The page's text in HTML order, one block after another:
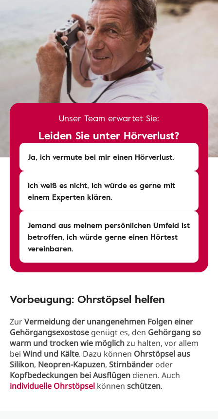
Unser Team erwartet Sie:
Leiden Sie unter Hörverlust?
Ja, ich vermute bei mir einen Hörverlust.
Ich weiß es nicht, ich würde es gerne mit
einem Experten klären.
Jemand aus meinem persönlichen Umfeld ist
betroffen, ich würde gerne einen Hörtest
vereinbaren.
Vorbeugung: Ohrstöpsel helfen
ZurVermeidung der unangenehmen Folgen einer
Gehörgangsexostose genügt es, den Gehörgang so
warm und trocken wie möglichzu halten, vor allem
bei Wind und Kälte. Dazu können Ohrstöpsel aus
Silikon, Neopren-Kapuzen, Stirnbänder oder
Kopfbedeckungen bei Ausflügen dienen. Auch
individuelle Ohrstöpsel können schützen.